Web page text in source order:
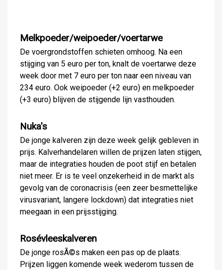
Melkpoeder/weipoeder/voertarwe
De voergrondstoffen schieten omhoog. Na een
stijging van 5 euro per ton, knalt de voertarwe deze
week door met 7 euro per ton naar een niveau van
234 euro. Ook weipoeder (+2 euro) en melkpoeder
(+3 euro) blijven de stijgende lijn vasthouden.
Nuka's
De jonge kalveren zijn deze week gelijk gebleven in
prijs. Kalverhandelaren willen de prijzen laten stijgen,
maar de integraties houden de poot stijf en betalen
niet meer. Er is te veel onzekerheid in de markt als
gevolg van de coronacrisis (een zeer besmettelijke
virusvariant, langere lockdown) dat integraties niet
meegaan in een prijsstijging.
Rosévleeskalveren
De jonge rosÃ©s maken een pas op de plaats.
Prijzen liggen komende week wederom tussen de